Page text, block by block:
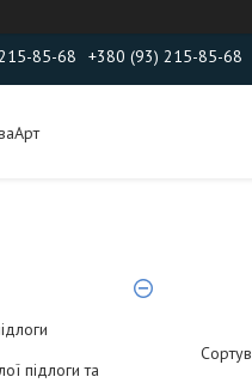
85-68 +380 (93) 215-85-68
підлоги та